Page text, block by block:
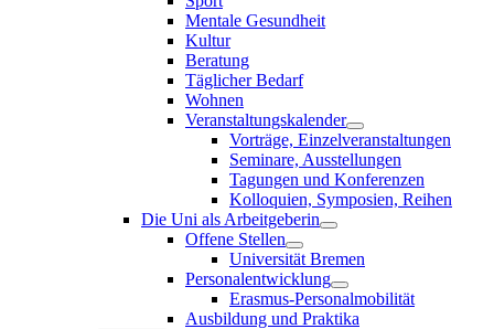
Mentale Gesundheit
Kultur
Beratung
Täglicher Bedarf
Wohnen
Veranstaltungskalender
Vorträge, Einzelveranstaltungen
Seminare, Ausstellungen
Tagungen und Konferenzen
Kolloquien, Symposien, Reihen
Die Uni als Arbeitgeberin
Offene Stellen
Universität Bremen
Personalentwicklung
Erasmus-Personalmobilität
Ausbildung und Praktika